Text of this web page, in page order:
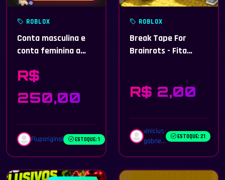
ROBLOX
Conta masculina e
conta feminina a
R$
250,00
Fluporiginal ESTOQUE: 1
ROBLOX
Break Tape For
Brainrots - Fita
R$ 2,00
vinicius
gabrie...
ESTOQUE: 21